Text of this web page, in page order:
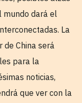
mundo dará el
La
China será
para la
noticias,
que ver con la